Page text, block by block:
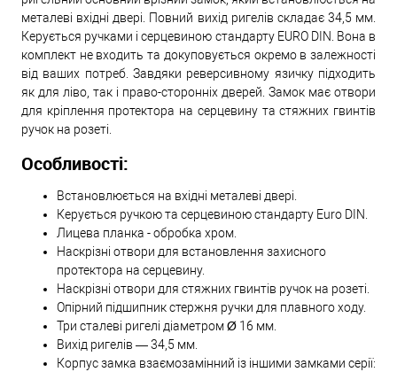
металеві вхідні двері. Повний вихід ригелів складає 34,5 мм.
Керується ручками і серцевиною стандарту EURO DIN. Вона в
комплект не входить та докуповується окремо в залежності
від ваших потреб. Завдяки реверсивному язичку підходить
як для ліво, так і право-сторонніх дверей. Замок має отвори
для кріплення протектора на серцевину та стяжних гвинтів
ручок на розеті.
Особливості:
Встановлюється на вхідні металеві двері.
Керується ручкою та серцевиною стандарту Euro DIN.
Лицева планка - обробка хром.
Наскрізні отвори для встановлення захисного
протектора на серцевину.
Наскрізні отвори для стяжних гвинтів ручок на розеті.
Опірний підшипник стержня ручки для плавного ходу.
Три сталеві ригелі діаметром Ø 16 мм.
Вихід ригелів — 34,5 мм.
Корпус замка взаємозамінний із іншими замками серії: